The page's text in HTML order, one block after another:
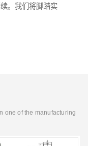
。我们将脚踏实
one of the manufacturing